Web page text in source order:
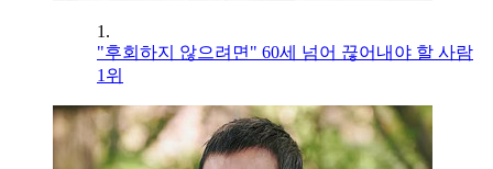
1.
"후회하지 않으려면" 60세 넘어 끊어내야 할 사람
1위